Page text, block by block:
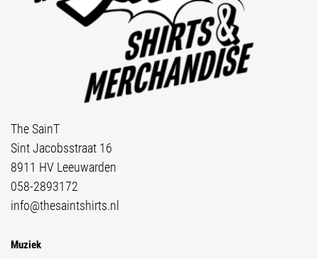
The SainT
Sint Jacobsstraat 16
8911 HV Leeuwarden
058-2893172
info@thesaintshirts.nl
Muziek